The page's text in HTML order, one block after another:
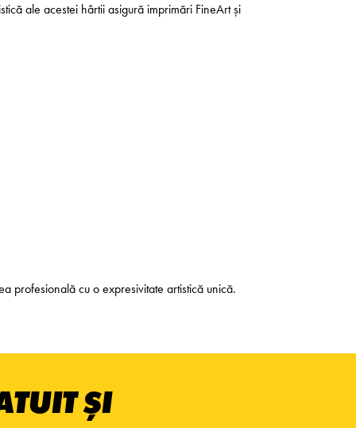
ale acestei hârtii asigură imprimări FineArt și
profesională cu o expresivitate artistică unică.
ȘI